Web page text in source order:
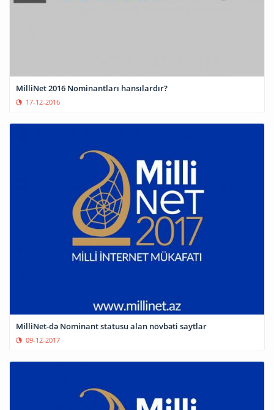
MilliNet 2016 Nominantları hansılardır?
17-12-2016
MilliNet-də Nominant statusu alan növbəti saytlar
09-12-2017